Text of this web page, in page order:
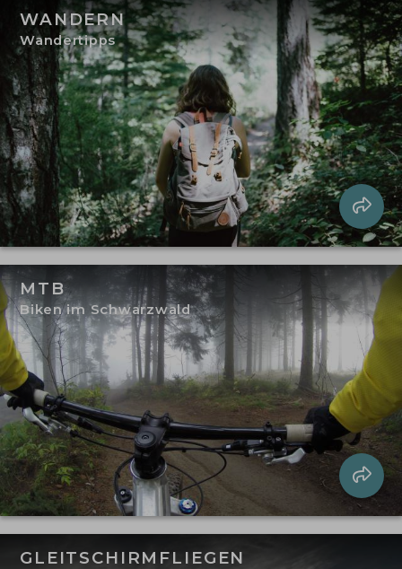
WANDERN
Wandertipps
MTB
Biken im Schwarzwald
GLEITSCHIRMFLIEGEN